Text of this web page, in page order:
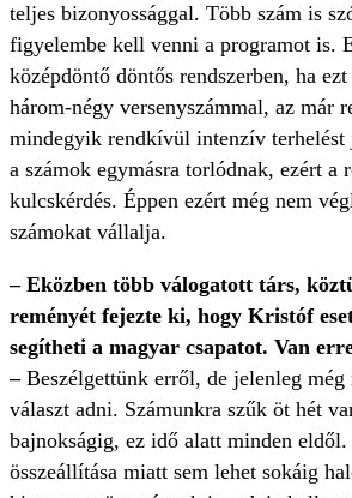
teljes bizonyossággal. Több szám is
figyelembe kell venni a programot is.
középdöntő döntős rendszerben, ha
három-négy versenyszámmal, az már
mindegyik rendkívül intenzív terhelést
a számok egymásra torlódnak, ezért a
kulcskérdés. Éppen ezért még nem
számokat vállalja.
– Eközben több válogatott társ,
reményét fejezte ki, hogy Kristóf
segítheti a magyar csapatot. Van
– Beszélgettünk erről, de jelenleg
választ adni. Számunkra szűk öt hét
bajnokságig, ez idő alatt minden
összeállítása miatt sem lehet sokáig